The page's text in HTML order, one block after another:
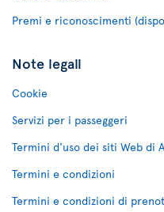
Premi e riconoscimenti
Note legali
Cookie
Servizi per i passeggeri
Termini d'uso dei siti Web di
Termini e condizioni
Termini e condizioni di